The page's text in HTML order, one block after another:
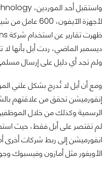
ديسمبر الماضي، ردت أبل بأنها
ولم تجد أي دليل على إرسال
ومع أن أبل لا تُدرج بشكل علني
إنفورميشن تحقق من علاقتهم
الرسمية وكذلك من خلال
لم تقتصر على أبل فقط، حيث
انفورميشن إلى ربط شركات أخرى
الأويغور مثل أمازون وفيسبوك